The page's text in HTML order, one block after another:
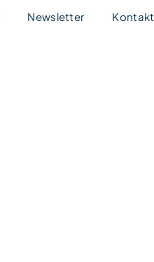
Newsletter Kontakt